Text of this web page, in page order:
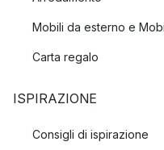
Mobili da esterno e
Carta regalo
ISPIRAZIONE
Consigli di ispirazione